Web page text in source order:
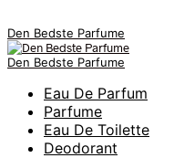
Den Bedste Parfume
Den Bedste Parfume
Eau De Parfum
Parfume
Eau De Toilette
Deodorant